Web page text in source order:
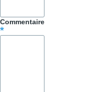
Astuces
Commentaire